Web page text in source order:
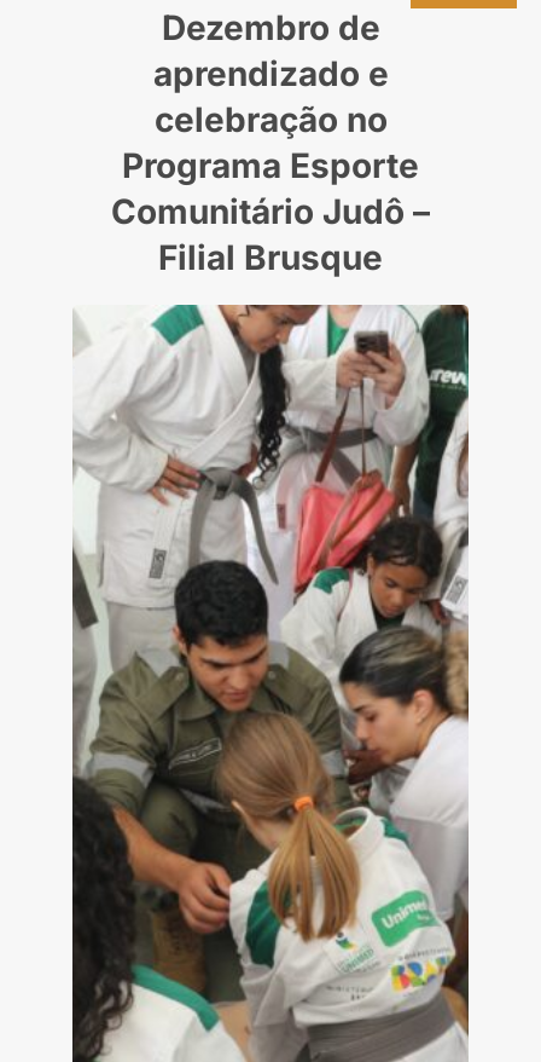
Dezembro de
aprendizado e
celebração no
Programa Esporte
Comunitário Judô –
Filial Brusque